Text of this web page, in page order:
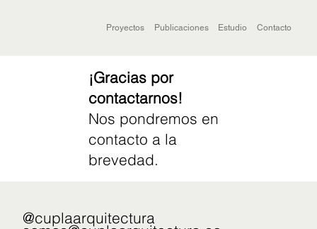
Proyectos Publicaciones Estudio Contacto
¡Gracias por
contactarnos!
Nos pondremos en
contacto a la
brevedad.
@cuplaarquitectura